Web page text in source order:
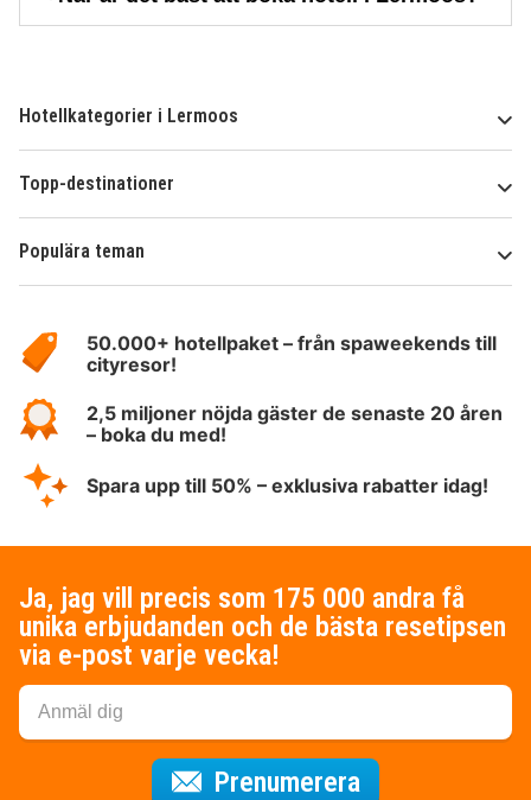
Hotellkategorier i Lermoos
Topp-destinationer
Populära teman
HotelSpecials50.000+ hotellpaket – från spaweekends till
cityresor!
2,5 miljoner nöjda gäster de senaste 20 åren
– boka du med!
Spara upp till 50% – exklusiva rabatter idag!
Ja, jag vill precis som 175 000 andra få
unika erbjudanden och de bästa resetipsen
via e-post varje vecka!
Prenumerera